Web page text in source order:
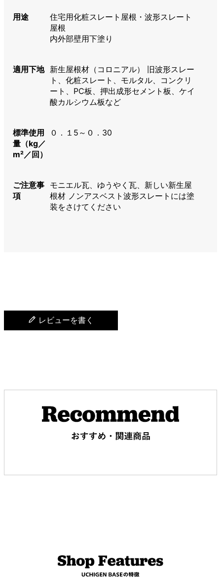
用途
住宅用化粧スレート屋根・波形スレート
屋根
内外部壁用下塗り
適用下地 新生屋根材（コロニアル） 旧波形スレー
ト、化粧スレート、モルタル、コンクリ
ート、PC板、押出成形セメント板、ケイ
酸カルシウム板など
標準使用
量（kg／
m²／回）
０．１5～０．30
ご注意事
項
モニエル瓦、ゆうやく瓦、新しい新生屋
根材 ノンアスベスト波形スレートには塗
装をさけてください
レビューを書く